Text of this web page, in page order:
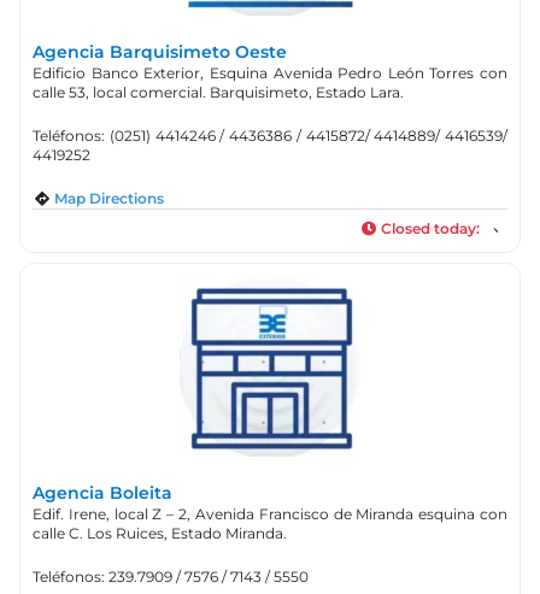
Agencia Barquisimeto Oeste
Edificio Banco Exterior, Esquina Avenida Pedro León Torres con
calle 53, local comercial. Barquisimeto, Estado Lara.
Teléfonos: (0251) 4414246 / 4436386 / 4415872/ 4414889/ 4416539/
4419252
Map Directions
Closed today:
Agencia Boleita
Edif. Irene, local Z – 2, Avenida Francisco de Miranda esquina con
calle C. Los Ruices, Estado Miranda.
Teléfonos: 239.7909 / 7576 / 7143 / 5550